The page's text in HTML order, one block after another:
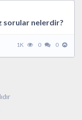
sorular nelerdir?
1K 0 0